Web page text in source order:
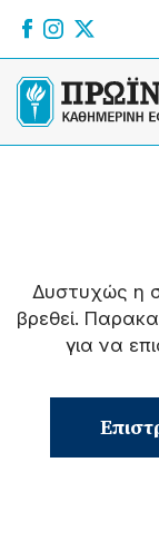
Δυστυχώς η
βρεθεί.
για να